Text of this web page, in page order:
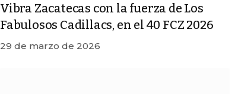
Vibra Zacatecas con la fuerza de Los
Fabulosos Cadillacs, en el 40 FCZ 2026
29 de marzo de 2026